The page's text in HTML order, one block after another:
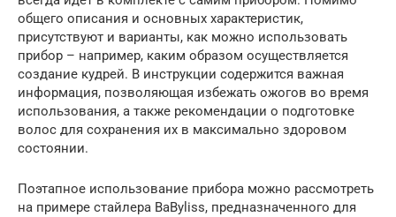
общего описания и основных характеристик,
присутствуют и варианты, как можно использовать
прибор – например, каким образом осуществляется
создание кудрей. В инструкции содержится важная
информация, позволяющая избежать ожогов во время
использования, а также рекомендации о подготовке
волос для сохранения их в максимально здоровом
состоянии.
Поэтапное использование прибора можно рассмотреть
на примере стайлера BaByliss, предназначенного для